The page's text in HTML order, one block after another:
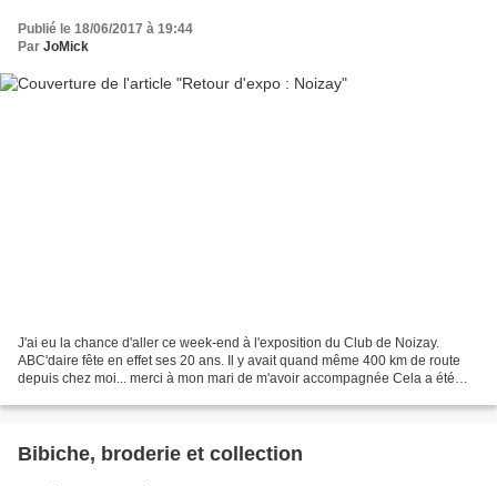
Publié le 18/06/2017 à 19:44
Par JoMick
J'ai eu la chance d'aller ce week-end à l'exposition du Club de Noizay.
ABC'daire fête en effet ses 20 ans. Il y avait quand même 400 km de route
depuis chez moi... merci à mon mari de m'avoir accompagnée Cela a été
Bibiche, broderie et collection